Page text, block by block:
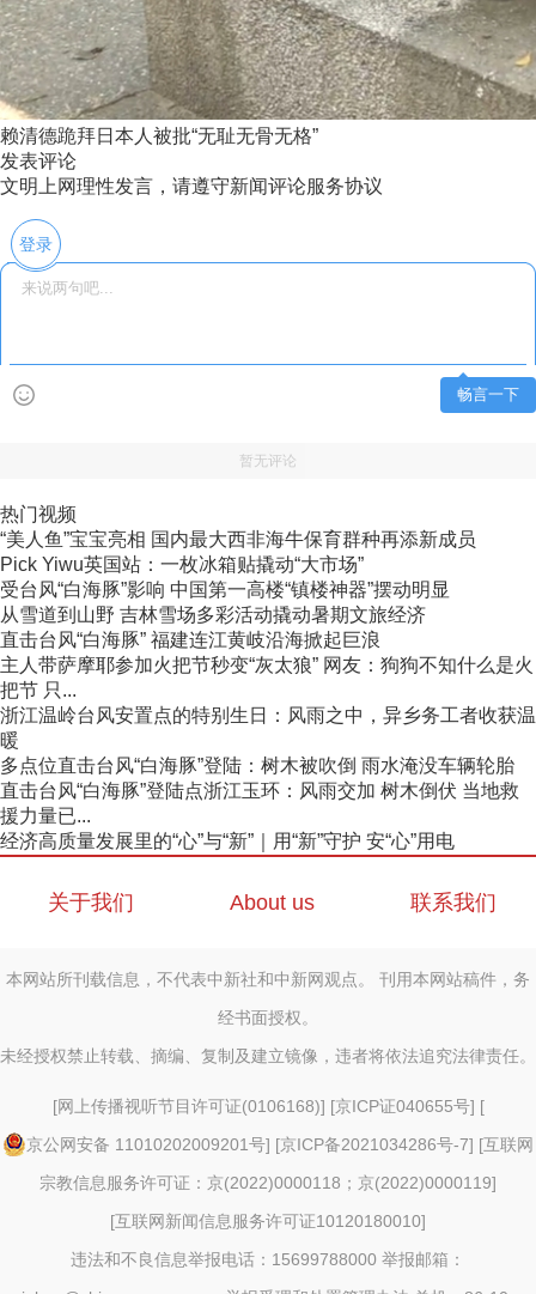
赖清德跪拜日本人被批“无耻无骨无格”
发表评论
文明上网理性发言，请遵守新闻评论服务协议
登录
畅言一下
暂无评论
热门视频
“美人鱼”宝宝亮相 国内最大西非海牛保育群种再添新成员
Pick Yiwu英国站：一枚冰箱贴撬动“大市场”
受台风“白海豚”影响 中国第一高楼“镇楼神器”摆动明显
从雪道到山野 吉林雪场多彩活动撬动暑期文旅经济
直击台风“白海豚” 福建连江黄岐沿海掀起巨浪
主人带萨摩耶参加火把节秒变“灰太狼” 网友：狗狗不知什么是火
把节 只...
浙江温岭台风安置点的特别生日：风雨之中，异乡务工者收获温
暖
多点位直击台风“白海豚”登陆：树木被吹倒 雨水淹没车辆轮胎
直击台风“白海豚”登陆点浙江玉环：风雨交加 树木倒伏 当地救
援力量已...
经济高质量发展里的“心”与“新”｜用“新”守护 安“心”用电
关于我们 About us 联系我们
本网站所刊载信息，不代表中新社和中新网观点。 刊用本网站稿件，务
经书面授权。
未经授权禁止转载、摘编、复制及建立镜像，违者将依法追究法律责任。
[网上传播视听节目许可证(0106168)] [京ICP证040655号] [
京公网安备 11010202009201号] [京ICP备2021034286号-7] [互联网
宗教信息服务许可证：京(2022)0000118；京(2022)0000119]
[互联网新闻信息服务许可证10120180010]
违法和不良信息举报电话：15699788000 举报邮箱：